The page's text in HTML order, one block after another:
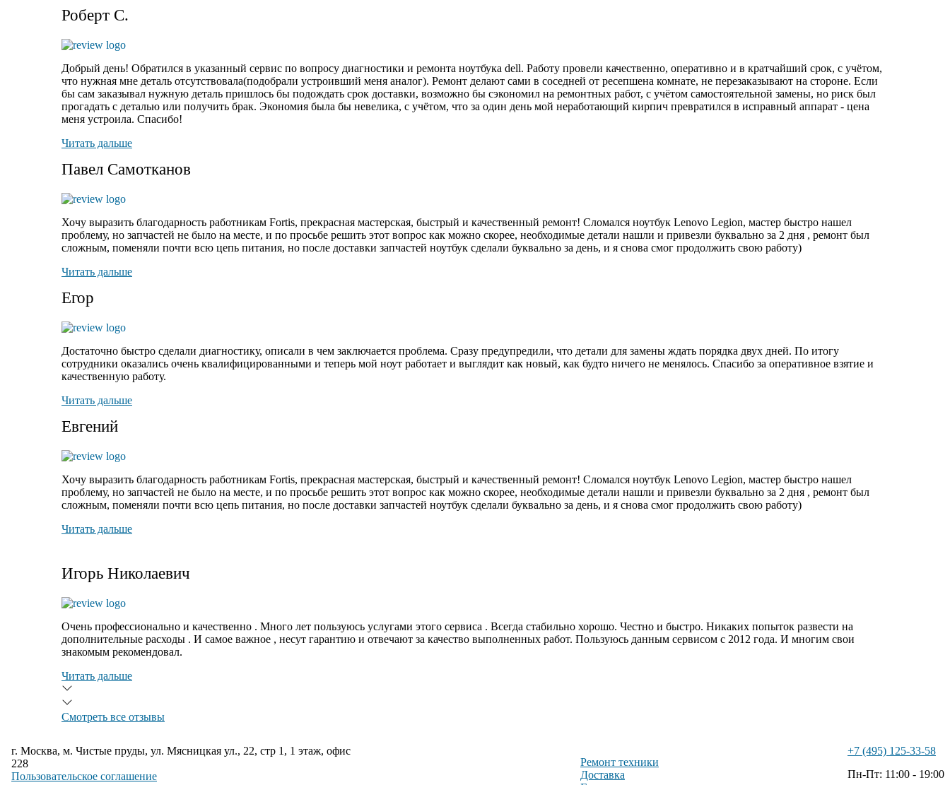
Роберт С.
Добрый день! Обратился в указанный сервис по вопросу диагностики и ремонта ноутбука dell. Работу провели качественно, оперативно и в кратчайший срок, с учётом,
что нужная мне деталь отсутствовала(подобрали устроивший меня аналог). Ремонт делают сами в соседней от ресепшена комнате, не перезаказывают на стороне. Если
бы сам заказывал нужную деталь пришлось бы подождать срок доставки, возможно бы сэкономил на ремонтных работ, с учётом самостоятельной замены, но риск был
прогадать с деталью или получить брак. Экономия была бы невелика, с учётом, что за один день мой неработающий кирпич превратился в исправный аппарат - цена
меня устроила. Спасибо!
Читать дальше
Павел Самотканов
Хочу выразить благодарность работникам Fortis, прекрасная мастерская, быстрый и качественный ремонт! Сломался ноутбук Lenovo Legion, мастер быстро нашел
проблему, но запчастей не было на месте, и по просьбе решить этот вопрос как можно скорее, необходимые детали нашли и привезли буквально за 2 дня , ремонт был
сложным, поменяли почти всю цепь питания, но после доставки запчастей ноутбук сделали буквально за день, и я снова смог продолжить свою работу)
Читать дальше
Егор
Достаточно быстро сделали диагностику, описали в чем заключается проблема. Сразу предупредили, что детали для замены ждать порядка двух дней. По итогу
сотрудники оказались очень квалифицированными и теперь мой ноут работает и выглядит как новый, как будто ничего не менялось. Спасибо за оперативное взятие и
качественную работу.
Читать дальше
Евгений
Хочу выразить благодарность работникам Fortis, прекрасная мастерская, быстрый и качественный ремонт! Сломался ноутбук Lenovo Legion, мастер быстро нашел
проблему, но запчастей не было на месте, и по просьбе решить этот вопрос как можно скорее, необходимые детали нашли и привезли буквально за 2 дня , ремонт был
сложным, поменяли почти всю цепь питания, но после доставки запчастей ноутбук сделали буквально за день, и я снова смог продолжить свою работу)
Читать дальше
Игорь Николаевич
Очень профессионально и качественно . Много лет пользуюсь услугами этого сервиса . Всегда стабильно хорошо. Честно и быстро. Никаких попыток развести на
дополнительные расходы . И самое важное , несут гарантию и отвечают за качество выполненных работ. Пользуюсь данным сервисом с 2012 года. И многим свои
знакомым рекомендовал.
Читать дальше
Смотреть все отзывы
г. Москва, м. Чистые пруды, ул. Мясницкая ул., 22, стр 1, 1 этаж, офис
228
Пользовательское соглашение
Ремонт техники
Доставка
+7 (495) 125-33-58
Пн-Пт: 11:00 - 19:00